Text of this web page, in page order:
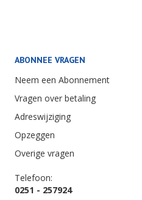
ABONNEE VRAGEN
Neem een Abonnement
Vragen over betaling
Adreswijziging
Opzeggen
Overige vragen
Telefoon:
0251 - 257924